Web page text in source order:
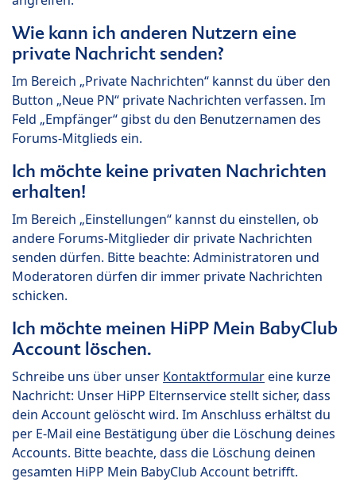
Wie kann ich anderen Nutzern eine
private Nachricht senden?
Im Bereich „Private Nachrichten“ kannst du über den
Button „Neue PN“ private Nachrichten verfassen. Im
Feld „Empfänger“ gibst du den Benutzernamen des
Forums-Mitglieds ein.
Ich möchte keine privaten Nachrichten
erhalten!
Im Bereich „Einstellungen“ kannst du einstellen, ob
andere Forums-Mitglieder dir private Nachrichten
senden dürfen. Bitte beachte: Administratoren und
Moderatoren dürfen dir immer private Nachrichten
schicken.
Ich möchte meinen HiPP Mein BabyClub
Account löschen.
Schreibe uns über unser Kontaktformulareine kurze
Nachricht: Unser HiPP Elternservice stellt sicher, dass
dein Account gelöscht wird. Im Anschluss erhältst du
per E-Mail eine Bestätigung über die Löschung deines
Accounts. Bitte beachte, dass die Löschung deinen
gesamten HiPP Mein BabyClub Account betrifft.